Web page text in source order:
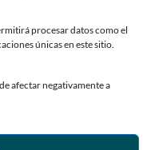
procesar datos como el
únicas en este sitio.
afectar negativamente a
de Siero